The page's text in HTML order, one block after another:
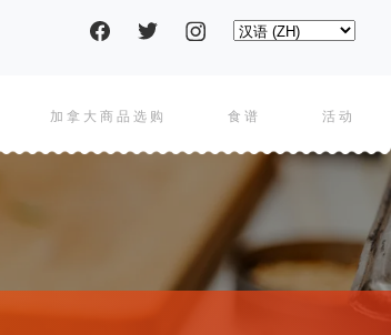
Social
pages
Select
加拿大商品选购 食谱 活动